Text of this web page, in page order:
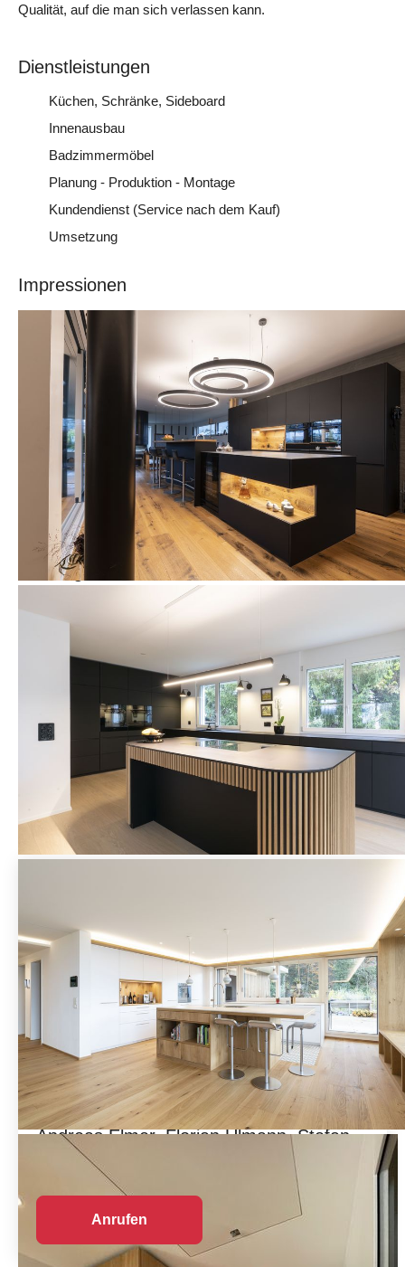
Qualität, auf die man sich verlassen kann.
Dienstleistungen
Küchen, Schränke, Sideboard
Innenausbau
Badzimmermöbel
Planung - Produktion - Montage
Kundendienst (Service nach dem Kauf)
Umsetzung
Impressionen
Öffnungszeiten
08:00–12:00 Uhr, 13:30–17:30 Uhr
Mittwoch
08:00–12:00 Uhr, 13:30–17:30 Uhr
08:00–12:00 Uhr, 13:30–17:30 Uhr
08:00–12:00 Uhr, 13:30–16:00 Uhr
Samstag
08:00–12:00 Uhr
Geschlossen
Ansprechperson
Andreas Elmer, Florian Ulmann, Stefan
Städler
Geschäftsleitung
Anrufen E-Mail